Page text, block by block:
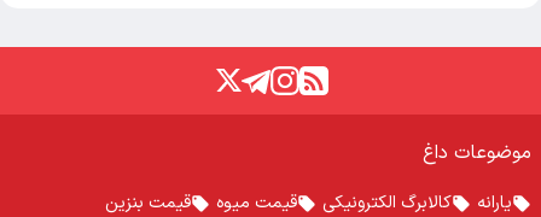
موضوعات داغ
یارانه کالابرگ الکترونیکی قیمت میوه
قیمت بنزین